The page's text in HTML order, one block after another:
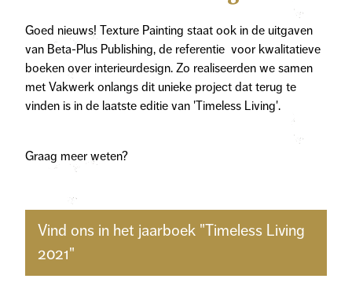
Goed nieuws! Texture Painting staat ook in de uitgaven
van Beta-Plus Publishing, de referentie voor kwalitatieve
boeken over interieurdesign. Zo realiseerden we samen
met Vakwerk onlangs dit unieke project dat terug te
vinden is in de laatste editie van 'Timeless Living'.
Graag meer weten?
Vind ons in het jaarboek "Timeless Living
2021"